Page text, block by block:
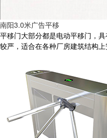
南阳3.0米广告平移
平移门大部分都是电动平移门，
较严，适合在各种厂房建筑结构